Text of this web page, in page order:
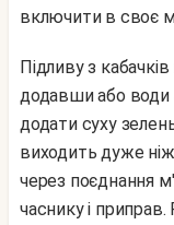
включити в своє
Підливу з кабачків можна зробити більш рідкої,
додавши або води
додати суху
виходить дуже
через поєднання
часнику і приправ.